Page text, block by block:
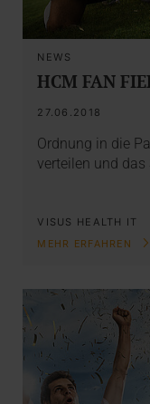
NEWS
HCM FAN
27.06.2018
Ordnung in die
verteilen und das
VISUS HEALTH IT
MEHR ERFAHREN